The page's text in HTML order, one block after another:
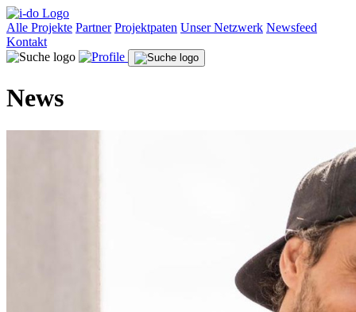
Alle Projekte Partner Projektpaten Unser Netzwerk Newsfeed
Kontakt
News